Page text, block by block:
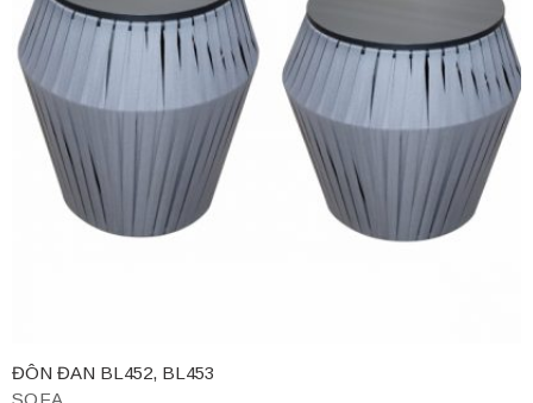
ĐÔN ĐAN BL452, BL453